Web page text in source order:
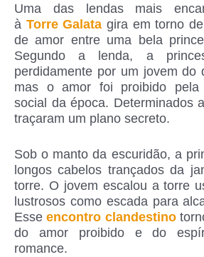
Uma das lendas mais
à Torre Galata gira em torno
de amor entre uma bela
Segundo a lenda, a
perdidamente por um jovem do
mas o amor foi proibido pela
social da época. Determinados
traçaram um plano secreto.
Sob o manto da escuridão, a
longos cabelos trançados da
torre. O jovem escalou a torre
lustrosos como escada para
Esseencontro clandestino
do amor proibido e do
romance.